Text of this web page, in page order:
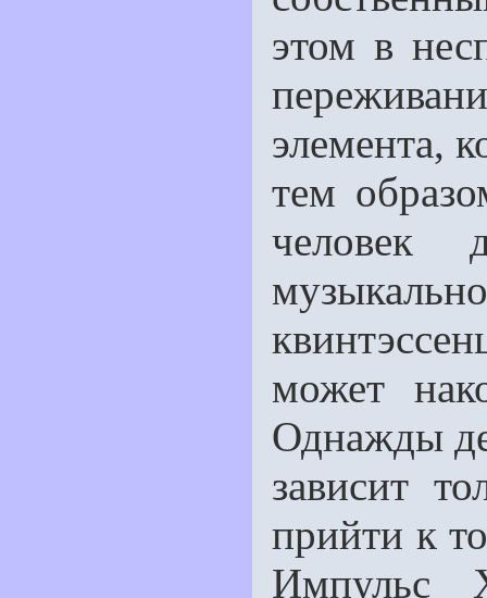
этом в
элемента,
тем
человек
может
Однажды
зависит
прийти к
Импульс